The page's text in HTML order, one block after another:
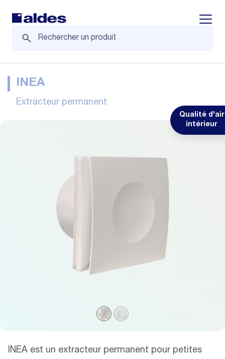
Qualité d'air
intérieur
INEA
Extracteur permanent
INEA est un extracteur permanent pour petites